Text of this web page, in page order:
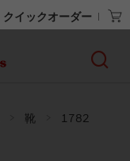
クイックオーダー
靴
1782